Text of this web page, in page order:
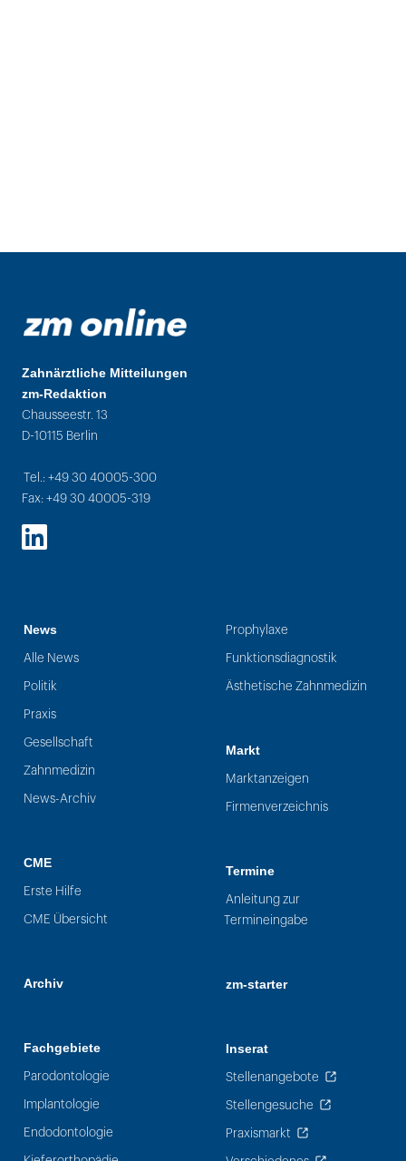
Zahnärztliche Mitteilungen
zm-Redaktion
Chausseestr. 13
D-10115 Berlin
Tel.: +49 30 40005-300
Fax: +49 30 40005-319
LinkedIn
News
Alle News
Politik
Praxis
Gesellschaft
Zahnmedizin
News-Archiv
CME
Erste Hilfe
CME Übersicht
Archiv
Fachgebiete
Parodontologie
Implantologie
Endodontologie
Prophylaxe
Funktionsdiagnostik
Ästhetische Zahnmedizin
Markt
Marktanzeigen
Firmenverzeichnis
Termine
Anleitung zur
Termineingabe
zm-starter
Inserat
Stellenangebote
Stellengesuche
Praxismarkt